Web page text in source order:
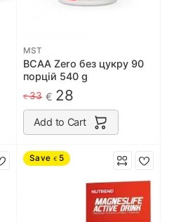
MST
BCAA Zero без цукру 90
порцiй 540 g
€33 € 28
Add to Cart
Save € 5